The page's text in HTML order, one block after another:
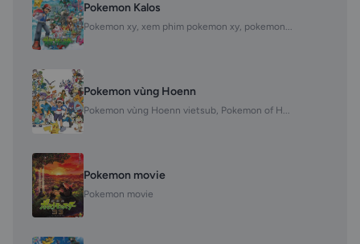
Pokemon Kalos
Pokemon xy, xem phim pokemon xy, pokemon...
Pokemon vùng Hoenn
Pokemon vùng Hoenn vietsub, Pokemon of H...
Pokemon movie
Pokemon movie